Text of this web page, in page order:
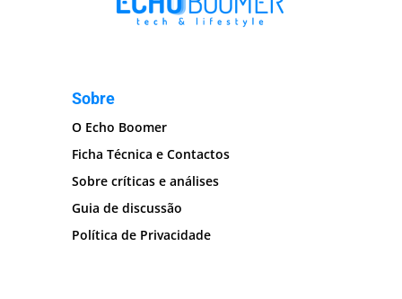
Sobre
O Echo Boomer
Ficha Técnica e Contactos
Sobre críticas e análises
Guia de discussão
Política de Privacidade